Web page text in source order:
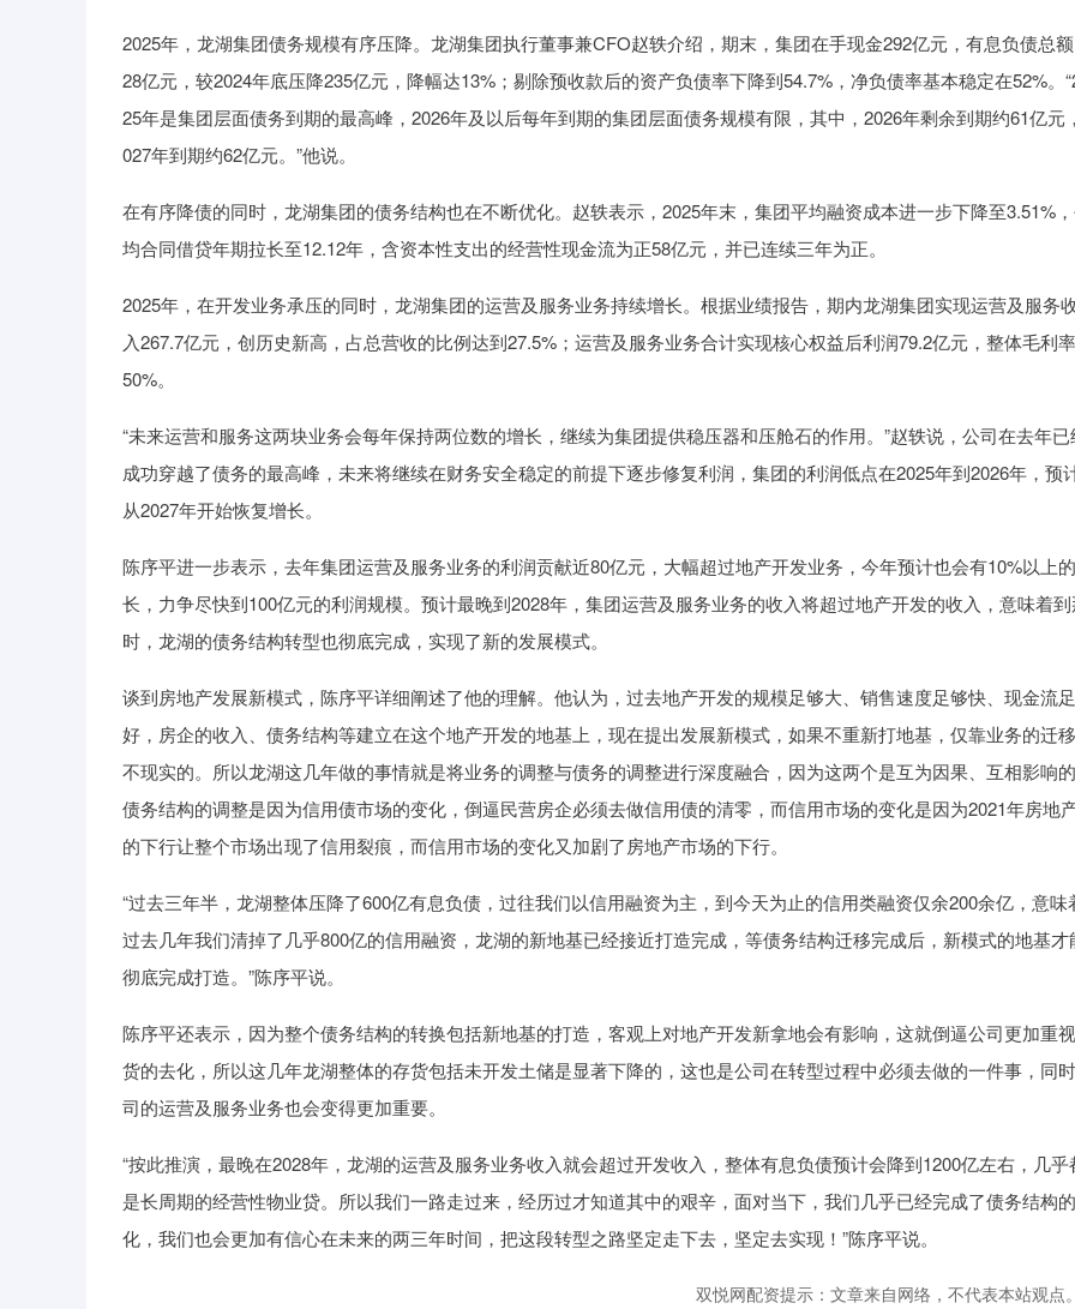
2025年，龙湖集团债务规模有序压降。龙湖集团执行董事兼CFO赵轶介绍，期末，集团在手现金292亿元，有息负债总
28亿元，较2024年底压降235亿元，降幅达13%；剔除预收款后的资产负债率下降到54.7%，净负债率基本稳定在52%。
25年是集团层面债务到期的最高峰，2026年及以后每年到期的集团层面债务规模有限，其中，2026年剩余到期约61亿元
027年到期约62亿元。”他说。
在有序降债的同时，龙湖集团的债务结构也在不断优化。赵轶表示，2025年末，集团平均融资成本进一步下降至3.51%
均合同借贷年期拉长至12.12年，含资本性支出的经营性现金流为正58亿元，并已连续三年为正。
2025年，在开发业务承压的同时，龙湖集团的运营及服务业务持续增长。根据业绩报告，期内龙湖集团实现运营及服务
入267.7亿元，创历史新高，占总营收的比例达到27.5%；运营及服务业务合计实现核心权益后利润79.2亿元，整体毛利
50%。
“未来运营和服务这两块业务会每年保持两位数的增长，继续为集团提供稳压器和压舱石的作用。”赵轶说，公司在去年已
成功穿越了债务的最高峰，未来将继续在财务安全稳定的前提下逐步修复利润，集团的利润低点在2025年到2026年，预
从2027年开始恢复增长。
陈序平进一步表示，去年集团运营及服务业务的利润贡献近80亿元，大幅超过地产开发业务，今年预计也会有10%以上
长，力争尽快到100亿元的利润规模。预计最晚到2028年，集团运营及服务业务的收入将超过地产开发的收入，意味着到
时，龙湖的债务结构转型也彻底完成，实现了新的发展模式。
谈到房地产发展新模式，陈序平详细阐述了他的理解。他认为，过去地产开发的规模足够大、销售速度足够快、现金流
好，房企的收入、债务结构等建立在这个地产开发的地基上，现在提出发展新模式，如果不重新打地基，仅靠业务的迁
不现实的。所以龙湖这几年做的事情就是将业务的调整与债务的调整进行深度融合，因为这两个是互为因果、互相影响的
债务结构的调整是因为信用债市场的变化，倒逼民营房企必须去做信用债的清零，而信用市场的变化是因为2021年房地
的下行让整个市场出现了信用裂痕，而信用市场的变化又加剧了房地产市场的下行。
“过去三年半，龙湖整体压降了600亿有息负债，过往我们以信用融资为主，到今天为止的信用类融资仅余200余亿，意味
过去几年我们清掉了几乎800亿的信用融资，龙湖的新地基已经接近打造完成，等债务结构迁移完成后，新模式的地基才
彻底完成打造。”陈序平说。
陈序平还表示，因为整个债务结构的转换包括新地基的打造，客观上对地产开发新拿地会有影响，这就倒逼公司更加重
货的去化，所以这几年龙湖整体的存货包括未开发土储是显著下降的，这也是公司在转型过程中必须去做的一件事，同
司的运营及服务业务也会变得更加重要。
“按此推演，最晚在2028年，龙湖的运营及服务业务收入就会超过开发收入，整体有息负债预计会降到1200亿左右，几乎
是长周期的经营性物业贷。所以我们一路走过来，经历过才知道其中的艰辛，面对当下，我们几乎已经完成了债务结构
化，我们也会更加有信心在未来的两三年时间，把这段转型之路坚定走下去，坚定去实现！”陈序平说。
双悦网配资提示：文章来自网络，不代表本站观点。